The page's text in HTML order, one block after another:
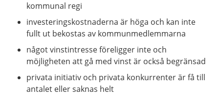
kommunal regi
investeringskostnaderna är höga och kan inte
fullt ut bekostas av kommunmedlemmarna
något vinstintresse föreligger inte och
möjligheten att gå med vinst är också begränsad
privata initiativ och privata konkurrenter är få till
antalet eller saknas helt